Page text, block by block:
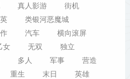
真人影游
街机
类银河恶魔城
汽车
横向滚屏
女 无双
独立
多人 军事
营造
重生 末日
英雄